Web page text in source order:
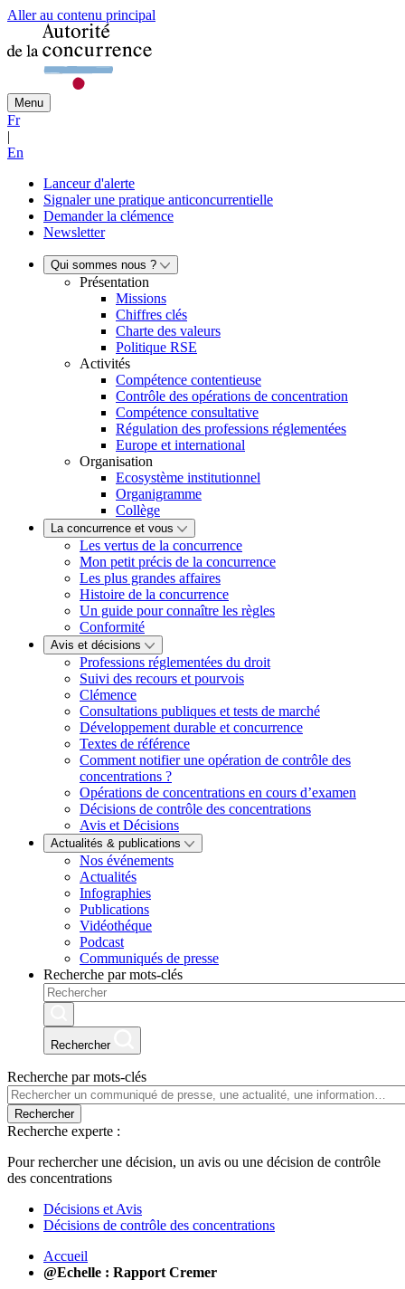
Aller au contenu principal
Menu
Fr
|
En
Lanceur d'alerte
Signaler une pratique anticoncurrentielle
Demander la clémence
Newsletter
Qui sommes nous ?
Présentation
Missions
Chiffres clés
Charte des valeurs
Politique RSE
Activités
Compétence contentieuse
Contrôle des opérations de concentration
Compétence consultative
Régulation des professions réglementées
Europe et international
Organisation
Ecosystème institutionnel
Organigramme
Collège
La concurrence et vous
Les vertus de la concurrence
Mon petit précis de la concurrence
Les plus grandes affaires
Histoire de la concurrence
Un guide pour connaître les règles
Conformité
Avis et décisions
Professions réglementées du droit
Suivi des recours et pourvois
Clémence
Consultations publiques et tests de marché
Développement durable et concurrence
Textes de référence
Comment notifier une opération de contrôle des
concentrations ?
Opérations de concentrations en cours d’examen
Décisions de contrôle des concentrations
Avis et Décisions
Actualités & publications
Nos événements
Actualités
Infographies
Publications
Vidéothéque
Podcast
Communiqués de presse
Recherche par mots-clés
Rechercher
Recherche par mots-clés
Rechercher
Recherche experte :
Pour rechercher une décision, un avis ou une décision de contrôle
des concentrations
Décisions et Avis
Décisions de contrôle des concentrations
Accueil
@Echelle : Rapport Cremer